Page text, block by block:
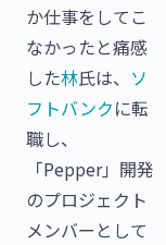
か仕事をしてこ
なかったと痛感
した林氏は、 ソ
フトバンクに転
職し、
「Pepper」開発
のプロジェクト
メンバーとして